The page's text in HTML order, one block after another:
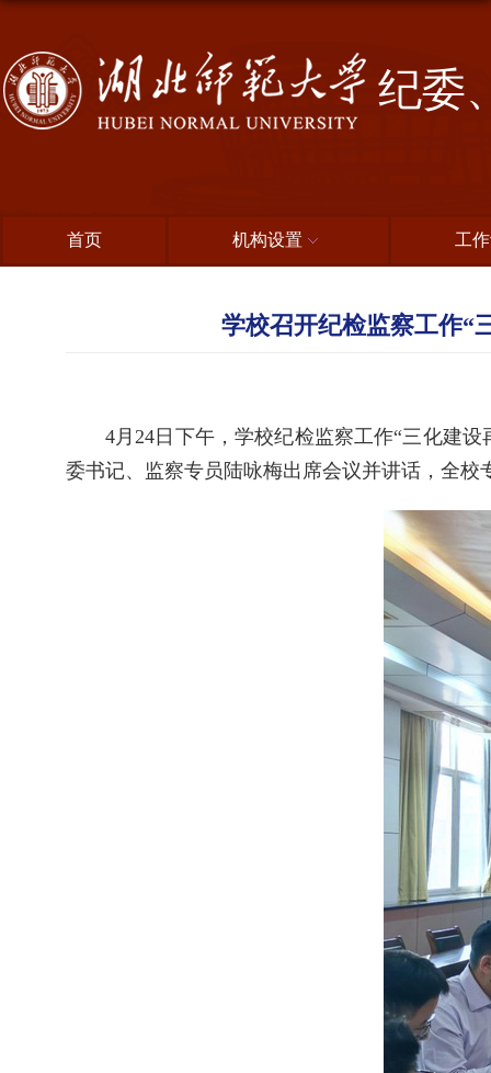
纪委
首页 机构设置 工
学校召开纪检监察工作“
4月24日下午，学校纪检监察工作“三化建
委书记、监察专员陆咏梅出席会议并讲话，全